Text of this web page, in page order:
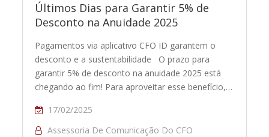
Últimos Dias para Garantir 5% de
Desconto na Anuidade 2025
Pagamentos via aplicativo CFO ID garantem o
desconto e a sustentabilidade O prazo para
garantir 5% de desconto na anuidade 2025 está
chegando ao fim! Para aproveitar esse benefício,…
17/02/2025
Assessoria De Comunicação Do CFO